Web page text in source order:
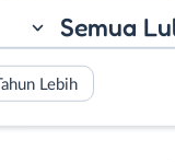
Semua
Lebih